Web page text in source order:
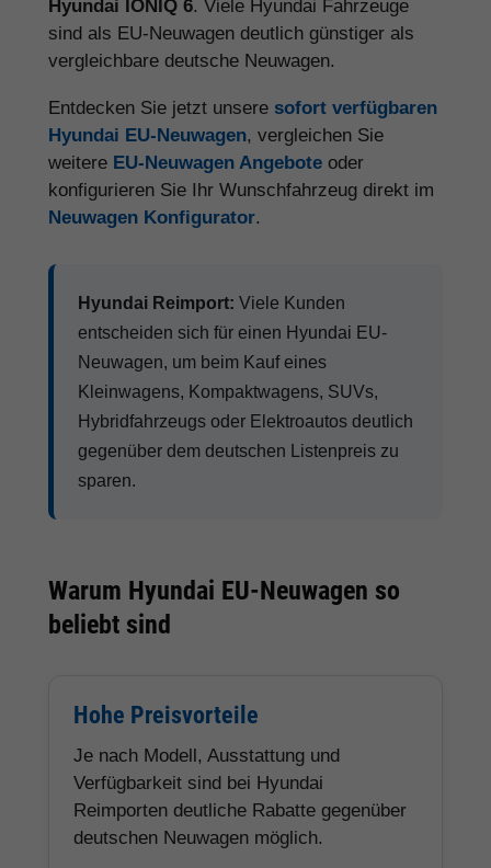
Hyundai IONIQ 6. Viele Hyundai Fahrzeuge
sind als EU-Neuwagen deutlich günstiger als
vergleichbare deutsche Neuwagen.
Entdecken Sie jetzt unsere sofort verfügbaren
Hyundai EU-Neuwagen, vergleichen Sie
weitere EU-Neuwagen Angebote oder
konfigurieren Sie Ihr Wunschfahrzeug direkt im
Neuwagen Konfigurator.
Hyundai Reimport: Viele Kunden
entscheiden sich für einen Hyundai EU-
Neuwagen, um beim Kauf eines
Kleinwagens, Kompaktwagens, SUVs,
Hybridfahrzeugs oder Elektroautos deutlich
gegenüber dem deutschen Listenpreis zu
sparen.
Warum Hyundai EU-Neuwagen so
beliebt sind
Hohe Preisvorteile
Je nach Modell, Ausstattung und
Verfügbarkeit sind bei Hyundai
Reimporten deutliche Rabatte gegenüber
deutschen Neuwagen möglich.